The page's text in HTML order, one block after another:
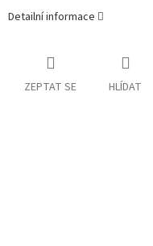
Detailní informace
ZEPTAT SE HLÍDAT